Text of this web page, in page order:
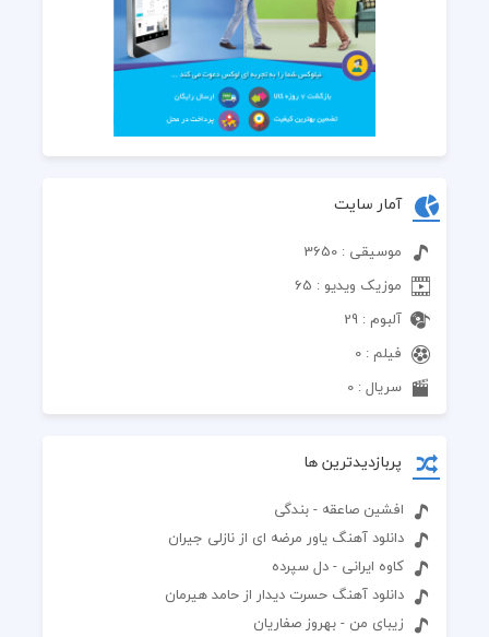
آمار سایت
موسیقی : 3650
موزیک ویدیو : 65
آلبوم : 29
فیلم : 0
سریال : 0
پربازدیدترین ها
افشین صاعقه - بندگی
دانلود آهنگ یاور مرضه ای از نازلی جیران
کاوه ایرانی - دل سپرده
دانلود آهنگ حسرت دیدار از حامد هیرمان
زیبای من - بهروز صفاریان